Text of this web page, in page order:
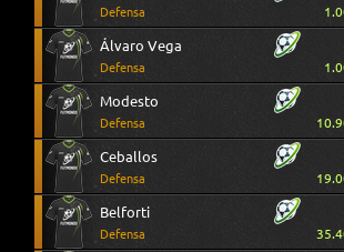
Defensa
Álvaro Vega
Defensa
Modesto
Defensa
Ceballos
Defensa
Belforti
Defensa